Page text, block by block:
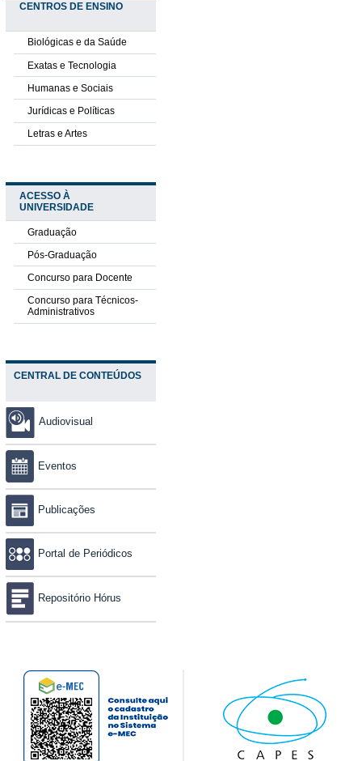
CENTROS DE ENSINO
Biológicas e da Saúde
Exatas e Tecnologia
Humanas e Sociais
Jurídicas e Políticas
Letras e Artes
ACESSO À
UNIVERSIDADE
Graduação
Pós-Graduação
Concurso para Docente
Concurso para Técnicos-
Administrativos
CENTRAL DE CONTEÚDOS
Audiovisual
Eventos
Publicações
Portal de Periódicos
Repositório Hórus